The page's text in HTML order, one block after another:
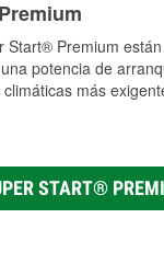
Start® Premium
potencia de
más
START®